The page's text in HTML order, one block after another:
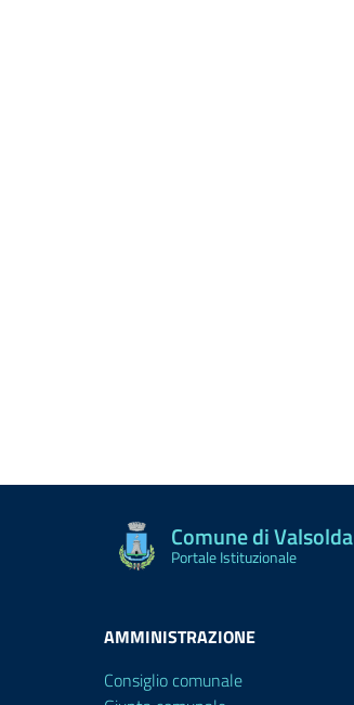
Comune di Valsolda
Portale Istituzionale
AMMINISTRAZIONE
Consiglio comunale